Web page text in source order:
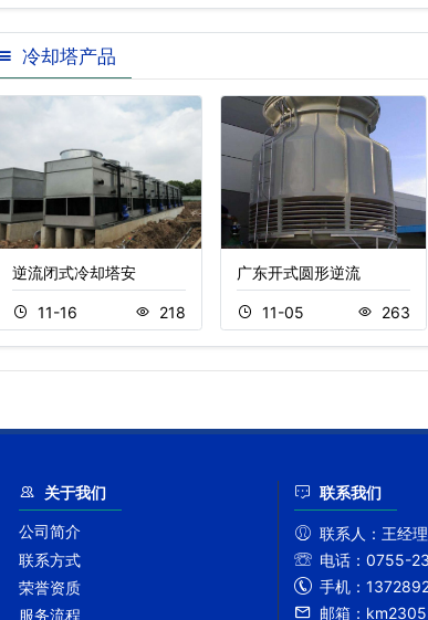
冷却塔产品
逆流闭式冷却塔安
11-16 218
广东开式圆形逆流
11-05 263
关于我们
公司简介
联系方式
荣誉资质
服务流程
联系我们
联系人： 王经理
电话： 0755-
手机：
邮箱：